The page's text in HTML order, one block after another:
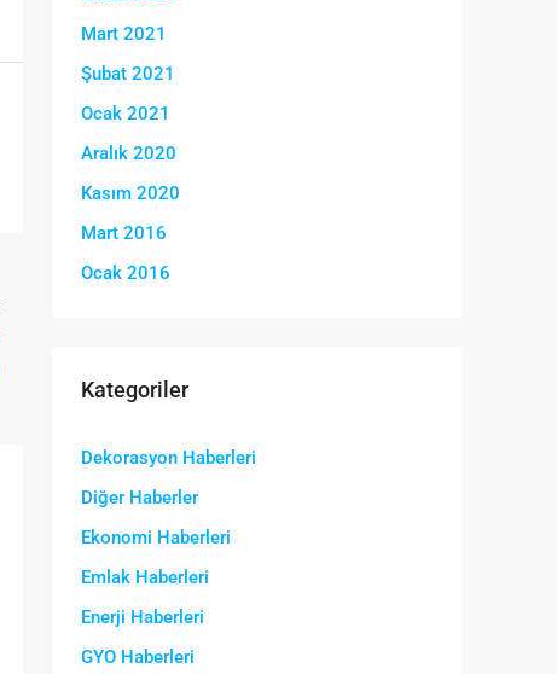
Mart 2021
Şubat 2021
Ocak 2021
Aralık 2020
Kasım 2020
Mart 2016
Ocak 2016
Kategoriler
Dekorasyon Haberleri
Diğer Haberler
Ekonomi Haberleri
Emlak Haberleri
Enerji Haberleri
GYO Haberleri